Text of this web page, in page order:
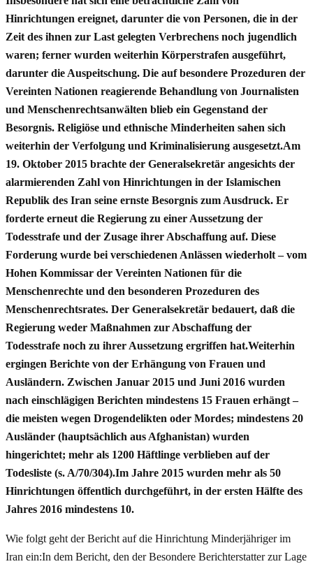
Hinrichtungen ereignet, darunter die von Personen, die in der
Zeit des ihnen zur Last gelegten Verbrechens noch jugendlich
waren; ferner wurden weiterhin Körperstrafen ausgeführt,
darunter die Auspeitschung. Die auf besondere Prozeduren der
Vereinten Nationen reagierende Behandlung von Journalisten
und Menschenrechtsanwälten blieb ein Gegenstand der
Besorgnis. Religiöse und ethnische Minderheiten sahen sich
weiterhin der Verfolgung und Kriminalisierung ausgesetzt.Am
19. Oktober 2015 brachte der Generalsekretär angesichts der
alarmierenden Zahl von Hinrichtungen in der Islamischen
Republik des Iran seine ernste Besorgnis zum Ausdruck. Er
forderte erneut die Regierung zu einer Aussetzung der
Todesstrafe und der Zusage ihrer Abschaffung auf. Diese
Forderung wurde bei verschiedenen Anlässen wiederholt – vom
Hohen Kommissar der Vereinten Nationen für die
Menschenrechte und den besonderen Prozeduren des
Menschenrechtsrates. Der Generalsekretär bedauert, daß die
Regierung weder Maßnahmen zur Abschaffung der
Todesstrafe noch zu ihrer Aussetzung ergriffen hat.Weiterhin
ergingen Berichte von der Erhängung von Frauen und
Ausländern. Zwischen Januar 2015 und Juni 2016 wurden
nach einschlägigen Berichten mindestens 15 Frauen erhängt –
die meisten wegen Drogendelikten oder Mordes; mindestens 20
Ausländer (hauptsächlich aus Afghanistan) wurden
hingerichtet; mehr als 1200 Häftlinge verblieben auf der
Todesliste (s. A/70/304).Im Jahre 2015 wurden mehr als 50
Hinrichtungen öffentlich durchgeführt, in der ersten Hälfte des
Jahres 2016 mindestens 10.
Wie folgt geht der Bericht auf die Hinrichtung Minderjähriger im
Iran ein:In dem Bericht, den der Besondere Berichterstatter zur Lage